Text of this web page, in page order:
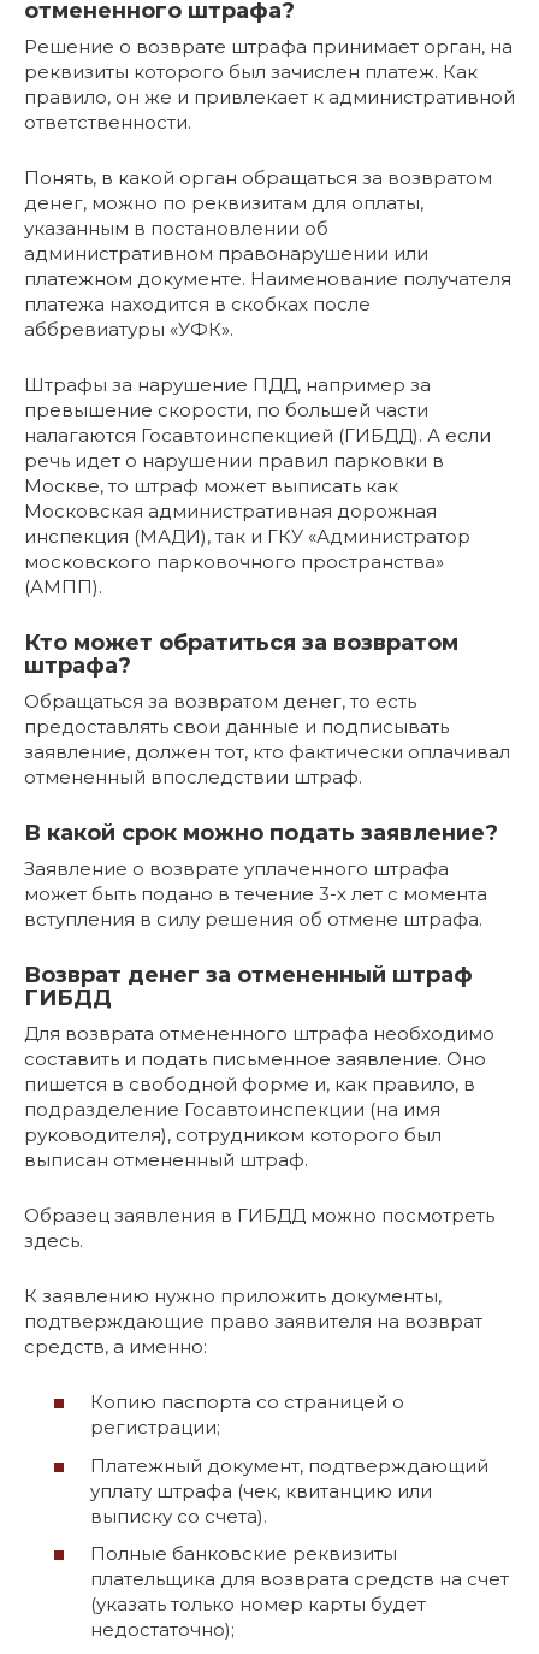
отмененного штрафа?
Решение о возврате штрафа принимает орган, на
реквизиты которого был зачислен платеж. Как
правило, он же и привлекает к административной
ответственности.
Понять, в какой орган обращаться за возвратом
денег, можно по реквизитам для оплаты,
указанным в постановлении об
административном правонарушении или
платежном документе. Наименование получателя
платежа находится в скобках после
аббревиатуры «УФК».
Штрафы за нарушение ПДД, например за
превышение скорости, по большей части
налагаются Госавтоинспекцией (ГИБДД). А если
речь идет о нарушении правил парковки в
Москве, то штраф может выписать как
Московская административная дорожная
инспекция (МАДИ), так и ГКУ «Администратор
московского парковочного пространства»
(АМПП).
Кто может обратиться за возвратом
штрафа?
Обращаться за возвратом денег, то есть
предоставлять свои данные и подписывать
заявление, должен тот, кто фактически оплачивал
отмененный впоследствии штраф.
В какой срок можно подать заявление?
Заявление о возврате уплаченного штрафа
может быть подано в течение 3-х лет с момента
вступления в силу решения об отмене штрафа.
Возврат денег за отмененный штраф
ГИБДД
Для возврата отмененного штрафа необходимо
составить и подать письменное заявление. Оно
пишется в свободной форме и, как правило, в
подразделение Госавтоинспекции (на имя
руководителя), сотрудником которого был
выписан отмененный штраф.
Образец заявления в ГИБДД можно посмотреть
здесь.
К заявлению нужно приложить документы,
подтверждающие право заявителя на возврат
средств, а именно:
Копию паспорта со страницей о
регистрации;
Платежный документ, подтверждающий
уплату штрафа (чек, квитанцию или
выписку со счета).
Полные банковские реквизиты
плательщика для возврата средств на счет
(указать только номер карты будет
недостаточно);